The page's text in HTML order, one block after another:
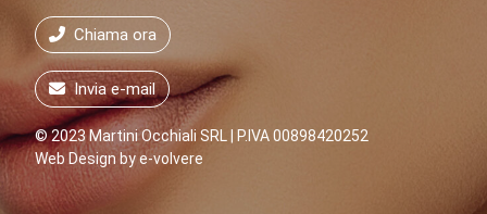
Chiama ora
Invia e-mail
© 2023 Martini Occhiali SRL | P.IVA 00898420252
Web Design bye-volvere